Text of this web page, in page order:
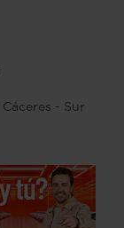
Cáceres - Sur